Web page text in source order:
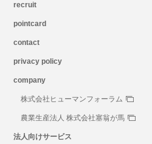
recruit
pointcard
contact
privacy policy
company
株式会社ヒューマンフォーラム
農業生産法人 株式会社塞翁が馬
法人向けサービス